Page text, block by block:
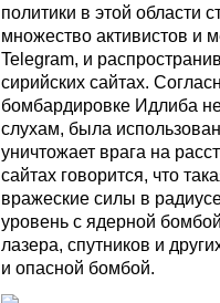
политики в этой области
множество активистов и
Telegram, и
сирийских сайтах.
бомбардировке Идлиба
слухам, была
уничтожает врага на
сайтах говорится, что
вражеские силы в
уровень с ядерной
лазера, спутников и
и опасной бомбой.